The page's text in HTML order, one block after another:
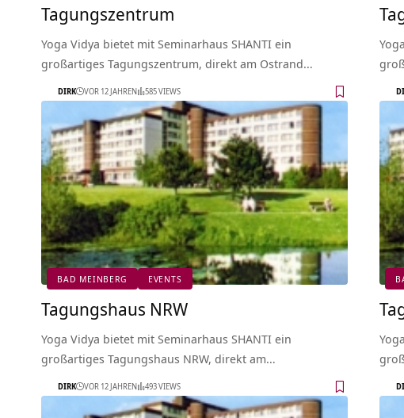
Tagungszentrum
Yoga Vidya bietet mit Seminarhaus SHANTI ein
großartiges Tagungszentrum, direkt am Ostrand…
DIRK VOR 12 JAHREN 585 VIEWS
BAD MEINBERG EVENTS
Tagungshaus NRW
Yoga Vidya bietet mit Seminarhaus SHANTI ein
großartiges Tagungshaus NRW, direkt am…
DIRK VOR 12 JAHREN 493 VIEWS